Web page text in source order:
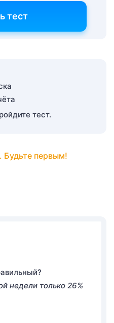
тест
тест.
Будьте первым!
недели только 26%